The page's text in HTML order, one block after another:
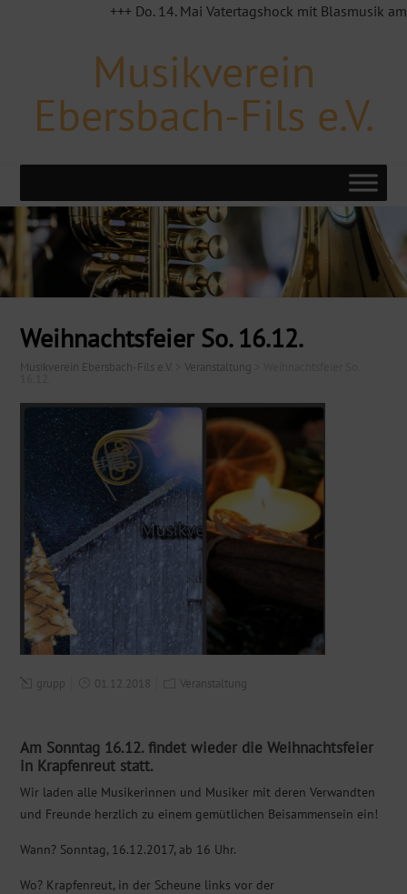
+++ Do. 14. Mai Vatertagshock mit Blasmusik am
Musikverein
Ebersbach-Fils e.V.
Weihnachtsfeier So. 16.12.
Musikverein Ebersbach-Fils e.V. Veranstaltung
grupp 01.12.2018 Veranstaltung
Am Sonntag 16.12. findet wieder die Weihnachtsfeier
in Krapfenreut statt.
Wir laden alle Musikerinnen und Musiker mit deren Verwandten
und Freunde herzlich zu einem gemütlichen Beisammensein ein!
Wann? Sonntag, 16.12.2017, ab 16 Uhr.
Wo? Krapfenreut, in der Scheune links vor der